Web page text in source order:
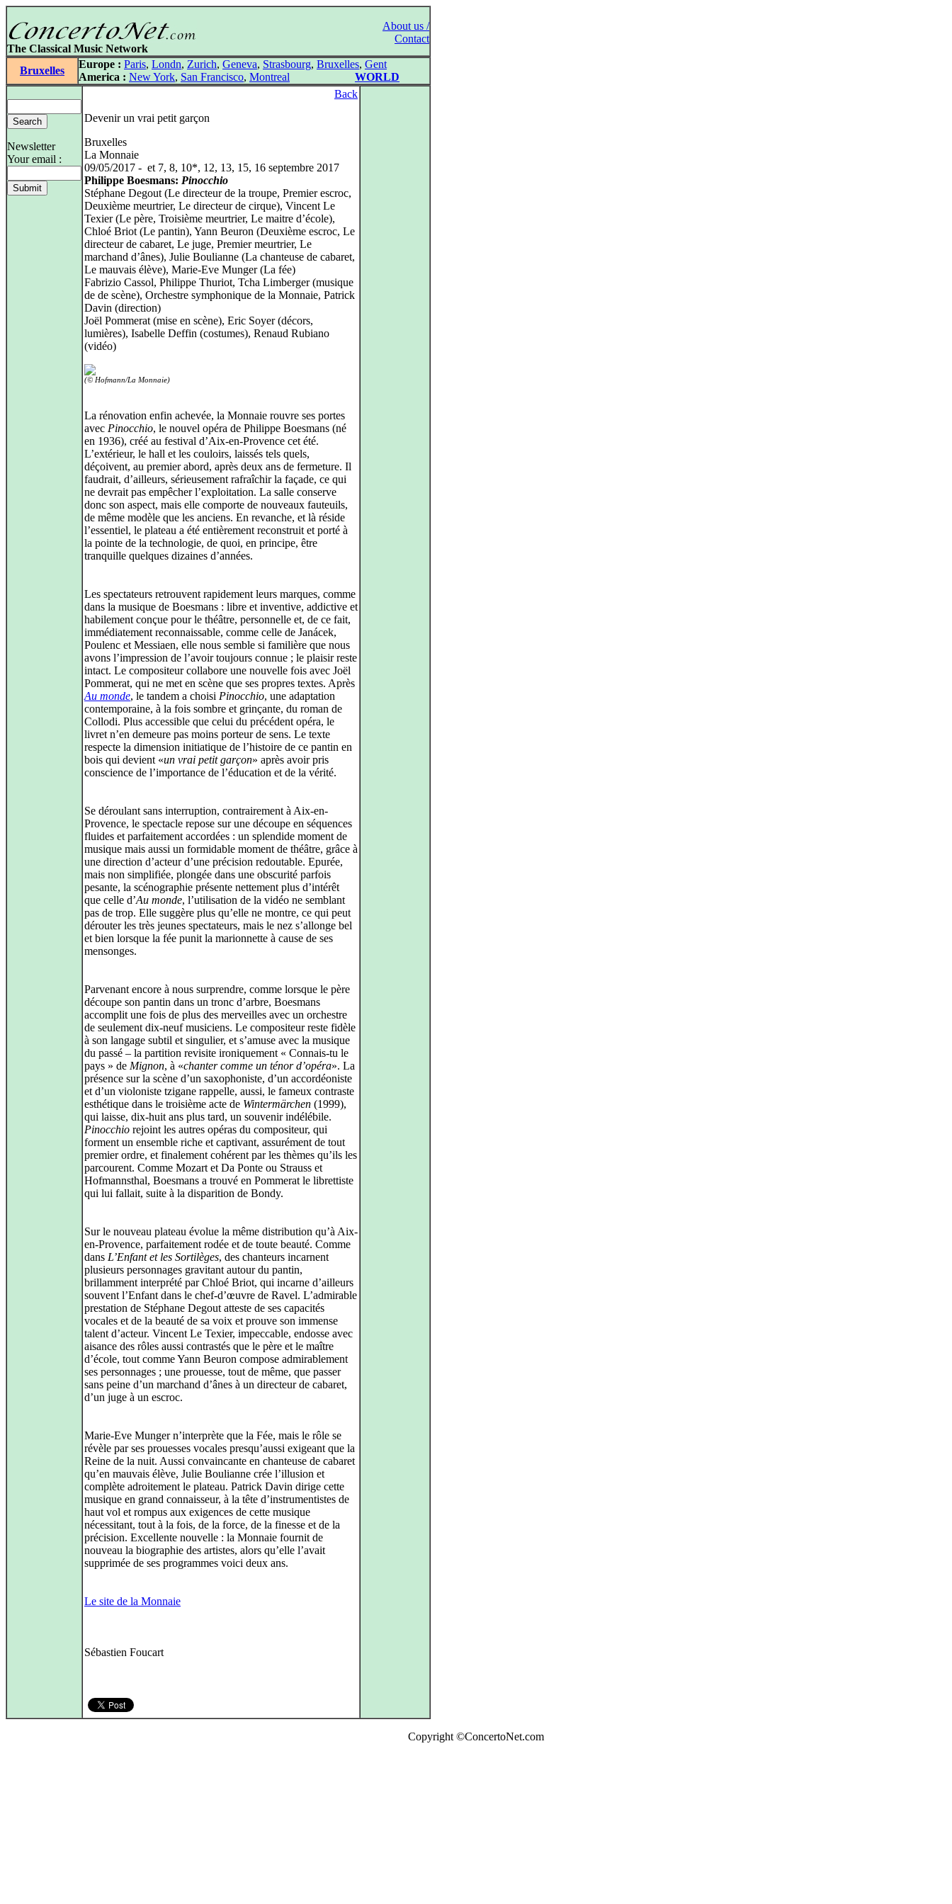
About us /
Contact
The Classical Music Network
Bruxelles
Europe : Paris, Londn, Zurich, Geneva, Strasbourg, Bruxelles, Gent
America : New York, San Francisco, Montreal WORLD
Newsletter
Your email :
Back
Devenir un vrai petit garçon
Bruxelles
La Monnaie
09/05/2017 - et 7, 8, 10*, 12, 13, 15, 16 septembre 2017
Philippe Boesmans: Pinocchio
Stéphane Degout (Le directeur de la troupe, Premier escroc,
Deuxième meurtrier, Le directeur de cirque), Vincent Le
Texier (Le père, Troisième meurtrier, Le maitre d’école),
Chloé Briot (Le pantin), Yann Beuron (Deuxième escroc, Le
directeur de cabaret, Le juge, Premier meurtrier, Le
marchand d’ânes), Julie Boulianne (La chanteuse de cabaret,
Le mauvais élève), Marie-Eve Munger (La fée)
Fabrizio Cassol, Philippe Thuriot, Tcha Limberger (musique
de de scène), Orchestre symphonique de la Monnaie, Patrick
Davin (direction)
Joël Pommerat (mise en scène), Eric Soyer (décors,
lumières), Isabelle Deffin (costumes), Renaud Rubiano
(vidéo)
(© Hofmann/La Monnaie)
La rénovation enfin achevée, la Monnaie rouvre ses portes
avec Pinocchio, le nouvel opéra de Philippe Boesmans (né
en 1936), créé au festival d’Aix-en-Provence cet été.
L’extérieur, le hall et les couloirs, laissés tels quels,
déçoivent, au premier abord, après deux ans de fermeture. Il
faudrait, d’ailleurs, sérieusement rafraîchir la façade, ce qui
ne devrait pas empêcher l’exploitation. La salle conserve
donc son aspect, mais elle comporte de nouveaux fauteuils,
de même modèle que les anciens. En revanche, et là réside
l’essentiel, le plateau a été entièrement reconstruit et porté à
la pointe de la technologie, de quoi, en principe, être
tranquille quelques dizaines d’années.
Les spectateurs retrouvent rapidement leurs marques, comme
dans la musique de Boesmans : libre et inventive, addictive et
habilement conçue pour le théâtre, personnelle et, de ce fait,
immédiatement reconnaissable, comme celle de Janácek,
Poulenc et Messiaen, elle nous semble si familière que nous
avons l’impression de l’avoir toujours connue ; le plaisir reste
intact. Le compositeur collabore une nouvelle fois avec Joël
Pommerat, qui ne met en scène que ses propres textes. Après
Au monde, le tandem a choisi Pinocchio, une adaptation
contemporaine, à la fois sombre et grinçante, du roman de
Collodi. Plus accessible que celui du précédent opéra, le
livret n’en demeure pas moins porteur de sens. Le texte
respecte la dimension initiatique de l’histoire de ce pantin en
bois qui devient «un vrai petit garçon» après avoir pris
conscience de l’importance de l’éducation et de la vérité.
Se déroulant sans interruption, contrairement à Aix-en-
Provence, le spectacle repose sur une découpe en séquences
fluides et parfaitement accordées : un splendide moment de
musique mais aussi un formidable moment de théâtre, grâce à
une direction d’acteur d’une précision redoutable. Epurée,
mais non simplifiée, plongée dans une obscurité parfois
pesante, la scénographie présente nettement plus d’intérêt
que celle d’Au monde, l’utilisation de la vidéo ne semblant
pas de trop. Elle suggère plus qu’elle ne montre, ce qui peut
dérouter les très jeunes spectateurs, mais le nez s’allonge bel
et bien lorsque la fée punit la marionnette à cause de ses
mensonges.
Parvenant encore à nous surprendre, comme lorsque le père
découpe son pantin dans un tronc d’arbre, Boesmans
accomplit une fois de plus des merveilles avec un orchestre
de seulement dix-neuf musiciens. Le compositeur reste fidèle
à son langage subtil et singulier, et s’amuse avec la musique
du passé – la partition revisite ironiquement « Connais-tu le
pays » de Mignon, à «chanter comme un ténor d’opéra». La
présence sur la scène d’un saxophoniste, d’un accordéoniste
et d’un violoniste tzigane rappelle, aussi, le fameux contraste
esthétique dans le troisième acte de Wintermärchen (1999),
qui laisse, dix-huit ans plus tard, un souvenir indélébile.
Pinocchio rejoint les autres opéras du compositeur, qui
forment un ensemble riche et captivant, assurément de tout
premier ordre, et finalement cohérent par les thèmes qu’ils les
parcourent. Comme Mozart et Da Ponte ou Strauss et
Hofmannsthal, Boesmans a trouvé en Pommerat le librettiste
qui lui fallait, suite à la disparition de Bondy.
Sur le nouveau plateau évolue la même distribution qu’à Aix-
en-Provence, parfaitement rodée et de toute beauté. Comme
dans L’Enfant et les Sortilèges, des chanteurs incarnent
plusieurs personnages gravitant autour du pantin,
brillamment interprété par Chloé Briot, qui incarne d’ailleurs
souvent l’Enfant dans le chef-d’œuvre de Ravel. L’admirable
prestation de Stéphane Degout atteste de ses capacités
vocales et de la beauté de sa voix et prouve son immense
talent d’acteur. Vincent Le Texier, impeccable, endosse avec
aisance des rôles aussi contrastés que le père et le maître
d’école, tout comme Yann Beuron compose admirablement
ses personnages ; une prouesse, tout de même, que passer
sans peine d’un marchand d’ânes à un directeur de cabaret,
d’un juge à un escroc.
Marie-Eve Munger n’interprète que la Fée, mais le rôle se
révèle par ses prouesses vocales presqu’aussi exigeant que la
Reine de la nuit. Aussi convaincante en chanteuse de cabaret
qu’en mauvais élève, Julie Boulianne crée l’illusion et
complète adroitement le plateau. Patrick Davin dirige cette
musique en grand connaisseur, à la tête d’instrumentistes de
haut vol et rompus aux exigences de cette musique
nécessitant, tout à la fois, de la force, de la finesse et de la
précision. Excellente nouvelle : la Monnaie fournit de
nouveau la biographie des artistes, alors qu’elle l’avait
supprimée de ses programmes voici deux ans.
Le site de la Monnaie
Sébastien Foucart
Copyright ©ConcertoNet.com